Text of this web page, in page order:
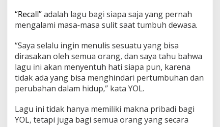
“Recall”adalah lagu bagi siapa saja yang pernah
mengalami masa-masa sulit saat tumbuh dewasa.
“Saya selalu ingin menulis sesuatu yang bisa
dirasakan oleh semua orang, dan saya tahu bahwa
lagu ini akan menyentuh hati siapa pun, karena
tidak ada yang bisa menghindari pertumbuhan dan
perubahan dalam hidup,” kata YOL.
Lagu ini tidak hanya memiliki makna pribadi bagi
YOL, tetapi juga bagi semua orang yang secara